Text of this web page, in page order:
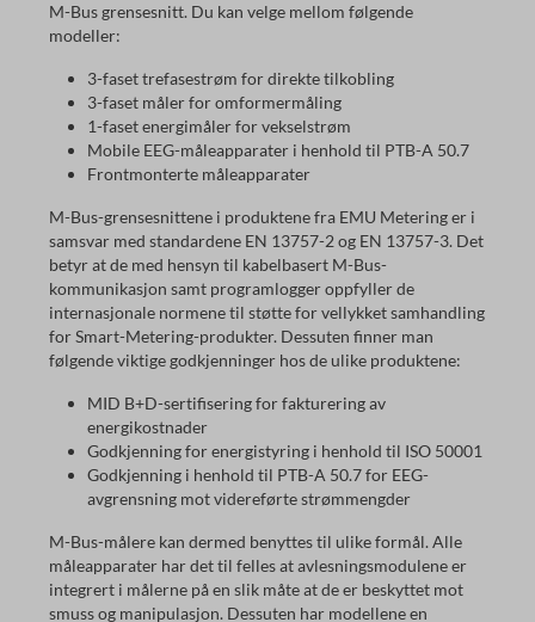
M-Bus grensesnitt. Du kan velge mellom følgende
modeller:
3-faset trefasestrøm for direkte tilkobling
3-faset måler for omformermåling
1-faset energimåler for vekselstrøm
Mobile EEG-måleapparater i henhold til PTB-A 50.7
Frontmonterte måleapparater
M-Bus-grensesnittene i produktene fra EMU Metering er i
samsvar med standardene EN 13757-2 og EN 13757-3. Det
betyr at de med hensyn til kabelbasert M-Bus-
kommunikasjon samt programlogger oppfyller de
internasjonale normene til støtte for vellykket samhandling
for Smart-Metering-produkter. Dessuten finner man
følgende viktige godkjenninger hos de ulike produktene:
MID B+D-sertifisering for fakturering av
energikostnader
Godkjenning for energistyring i henhold til ISO 50001
Godkjenning i henhold til PTB-A 50.7 for EEG-
avgrensning mot videreførte strømmengder
M-Bus-målere kan dermed benyttes til ulike formål. Alle
måleapparater har det til felles at avlesningsmodulene er
integrert i målerne på en slik måte at de er beskyttet mot
smuss og manipulasjon. Dessuten har modellene en